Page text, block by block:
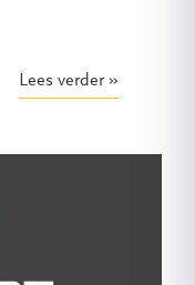
Lees verder